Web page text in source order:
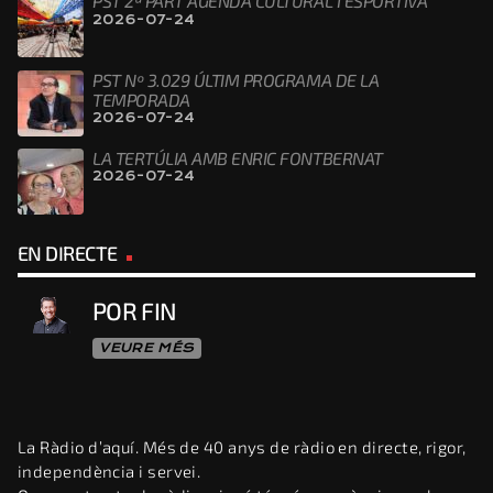
2026-07-24
PST Nº 3.029 ÚLTIM PROGRAMA DE LA
TEMPORADA
2026-07-24
LA TERTÚLIA AMB ENRIC FONTBERNAT
2026-07-24
EN DIRECTE
POR FIN
VEURE MÉS
La Ràdio d’aquí. Més de 40 anys de ràdio en directe, rigor,
independència i servei.